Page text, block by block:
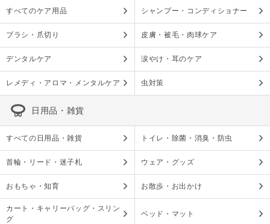
すべてのケア用品 シャンプー・コンディショナー
ブラシ・爪切り 皮膚・被毛・肉球ケア
デンタルケア 涙やけ・耳のケア
レメディ・アロマ・メンタルケア 虫対策
日用品・雑貨
すべての日用品・雑貨 トイレ・除菌・消臭・防虫
首輪・リード・迷子札 ウェア・グッズ
おもちゃ・知育 お散歩・お出かけ
カート・キャリーバッグ・スリン
グ
ベッド・マット